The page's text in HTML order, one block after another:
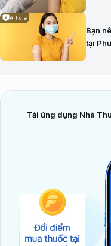
Article
Bạn
tại
Tải ứng dụng Nhà